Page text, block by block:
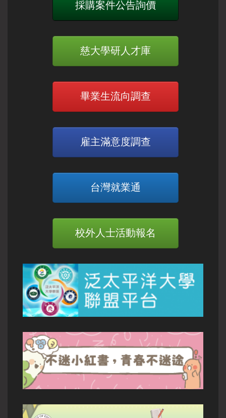
採購案件公告詢價
慈大學研人才庫
畢業生流向調查
雇主滿意度調查
台灣就業通
校外人士活動報名